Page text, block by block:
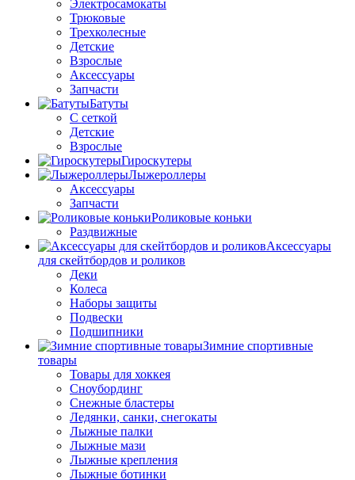
Электросамокаты
Трюковые
Трехколесные
Детские
Взрослые
Аксессуары
Запчасти
Батуты
С сеткой
Детские
Взрослые
Гироскутеры
Лыжероллеры
Аксессуары
Запчасти
Роликовые коньки
Раздвижные
Аксессуары
для скейтбордов и роликов
Деки
Колеса
Наборы защиты
Подвески
Подшипники
Зимние спортивные
товары
Товары для хоккея
Сноубординг
Снежные бластеры
Ледянки, санки, снегокаты
Лыжные палки
Лыжные мази
Лыжные крепления
Лыжные ботинки